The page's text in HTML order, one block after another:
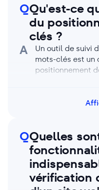
QQu'est-ce
du
clés ?
A
Un outil de suivi
mots-clés est un
positionnement
réel ou
et les tendances
ainsi à mesurer
prendre des
outil de suivi du
pouvez
QQuelles
vérification